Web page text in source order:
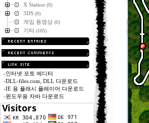
X Station (0)
3DS (0)
게임 동영상 (0)
기타 (105)
-인터넷 포토 에디터
-DLL-files.com, DLL 다운로드
-IE 용 플래시 플레이어 다운로드
-윈도우용 자바 다운로드